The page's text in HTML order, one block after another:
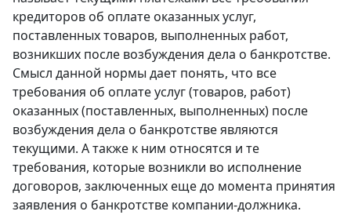
кредиторов oб оплате оказанных услуг,
поставленных товаров, выполненных работ,
возникших после возбуждения дела o банкротстве.
Смысл данной нормы дает понять, что все
требования об оплате услуг (товаров, работ)
оказанных (поставленных, выполненных) после
возбуждения дела o банкротстве являются
текущими. A также к ним относятся и те
требования, которые возникли во исполнение
договоров, заключенных еще до момента принятия
заявления o банкротстве компании-должника.